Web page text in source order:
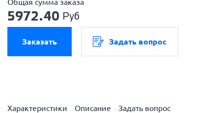
Общая сумма заказа
5972.40 Руб
Заказать Задать вопрос
Характеристики Описание Задать вопрос